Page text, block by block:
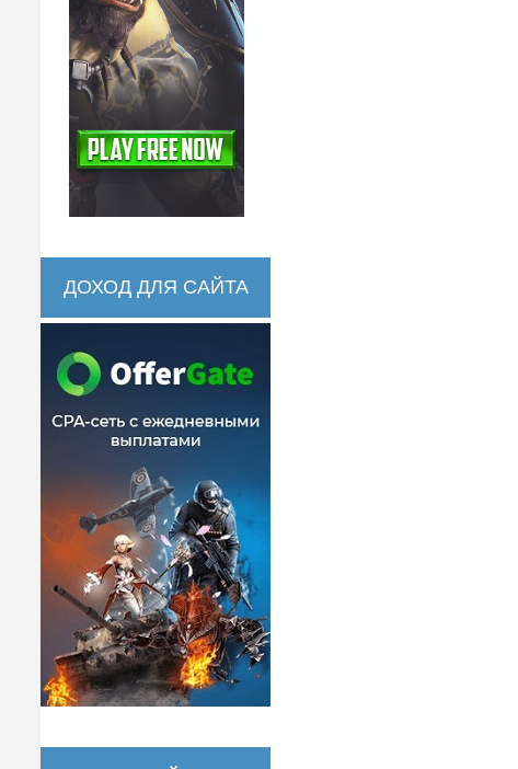
ДОХОД ДЛЯ САЙТА